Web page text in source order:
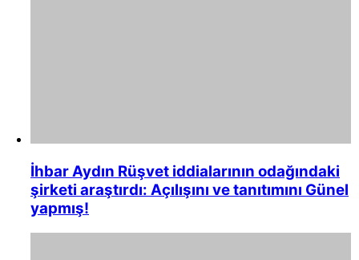
İhbar Aydın Rüşvet iddialarının odağındaki
şirketi araştırdı: Açılışını ve tanıtımını Günel
yapmış!